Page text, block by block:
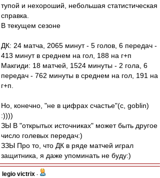
тупой и нехороший, небольшая статистическая
справка.
В текущем сезоне
ДК: 24 матча, 2065 минут - 5 голов, 6 передач -
413 минут в среднем на гол, 188 на г+п
Макгиди: 18 матчей, 1524 минуты - 2 гола, 6
передач - 762 минуты в среднем на гол, 191 на
г+п.
Но, конечно, "не в цифрах счастье"(с, goblin)
:))))
ЗЫ В "открытых источниках" может быть другое
число голевых передач:)
ЗЗЫ Про то, что ДК в ряде матчей играл
защитника, я даже упоминать не буду:)
legio victrix -